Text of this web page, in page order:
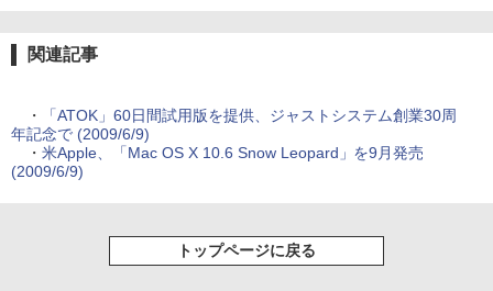
関連記事
・
「ATOK」60日間試用版を提供、ジャストシステム創業30周
年記念で (2009/6/9)
・ 米Apple、「Mac OS X 10.6 Snow Leopard」を9月発売
(2009/6/9)
トップページに戻る